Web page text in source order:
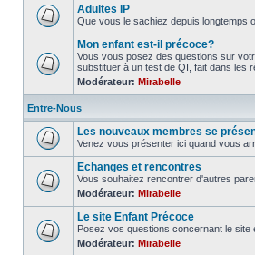
Adultes IP
Que vous le sachiez depuis longtemps
Mon enfant est-il précoce?
Vous vous posez des questions sur
substituer à un test de QI, fait dans les
Modérateur: Mirabelle
Entre-Nous
Les nouveaux membres se
Venez vous présenter ici quand vous
Echanges et rencontres
Vous souhaitez rencontrer d'autres
Modérateur: Mirabelle
Le site Enfant Précoce
Posez vos questions concernant le site
Modérateur: Mirabelle